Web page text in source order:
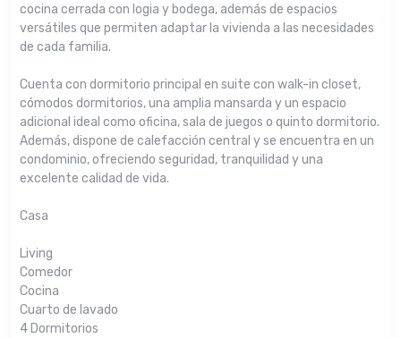
cocina cerrada con logia y bodega, además de espacios
versátiles que permiten adaptar la vivienda a las necesidades
de cada familia.
Cuenta con dormitorio principal en suite con walk-in closet,
cómodos dormitorios, una amplia mansarda y un espacio
adicional ideal como oficina, sala de juegos o quinto dormitorio.
Además, dispone de calefacción central y se encuentra en un
condominio, ofreciendo seguridad, tranquilidad y una
excelente calidad de vida.
Casa
Living
Comedor
Cocina
Cuarto de lavado
4 Dormitorios